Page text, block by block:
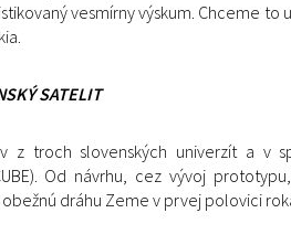
vesmírny výskum. Chceme
SATELIT
z troch slovenských univerzít a v
Od návrhu, cez vývoj
dráhu Zeme v prvej polovici